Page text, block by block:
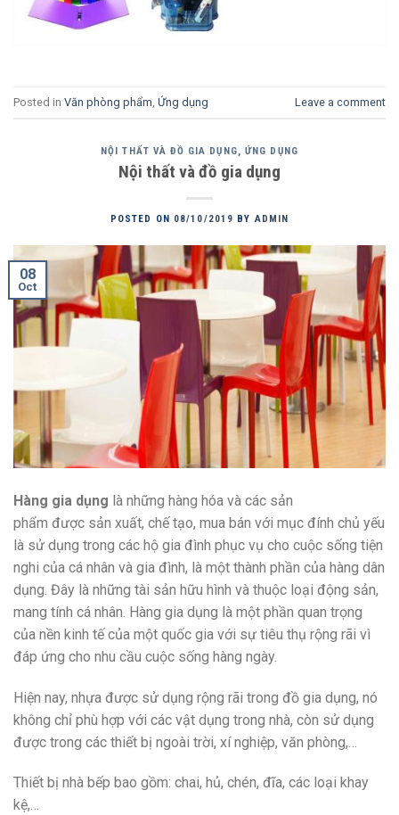
Posted in Văn phòng phẩm Ứng dụng Leave a comment
NỘI THẤT VÀ ĐỒ GIA DỤNG,ỨNG DỤNG
Nội thất và đồ gia dụng
POSTED ON 08/10/2019 BY ADMIN
08
Oct
Hàng gia dụng là những hàng hóa và các sản
phẩm được sản xuất, chế tạo, mua bán với mục đính chủ yếu
là sử dụng trong các hộ gia đình phục vụ cho cuộc sống tiện
nghi của cá nhân và gia đình, là một thành phần của hàng dân
dụng. Đây là những tài sản hữu hình và thuộc loại động sản,
mang tính cá nhân. Hàng gia dụng là một phần quan trọng
của nền kinh tế của một quốc gia với sự tiêu thụ rộng rãi vì
đáp ứng cho nhu cầu cuộc sống hàng ngày.
Hiện nay, nhựa được sử dụng rộng rãi trong đồ gia dụng, nó
không chỉ phù hợp với các vật dụng trong nhà, còn sử dụng
được trong các thiết bị ngoài trời, xí nghiệp, văn phòng,…
Thiết bị nhà bếp bao gồm: chai, hủ, chén, đĩa, các loại khay
kệ,…